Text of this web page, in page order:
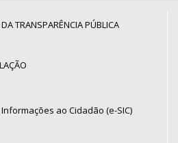
TRANSPARÊNCIA PÚBLICA
ao Cidadão (e-SIC)